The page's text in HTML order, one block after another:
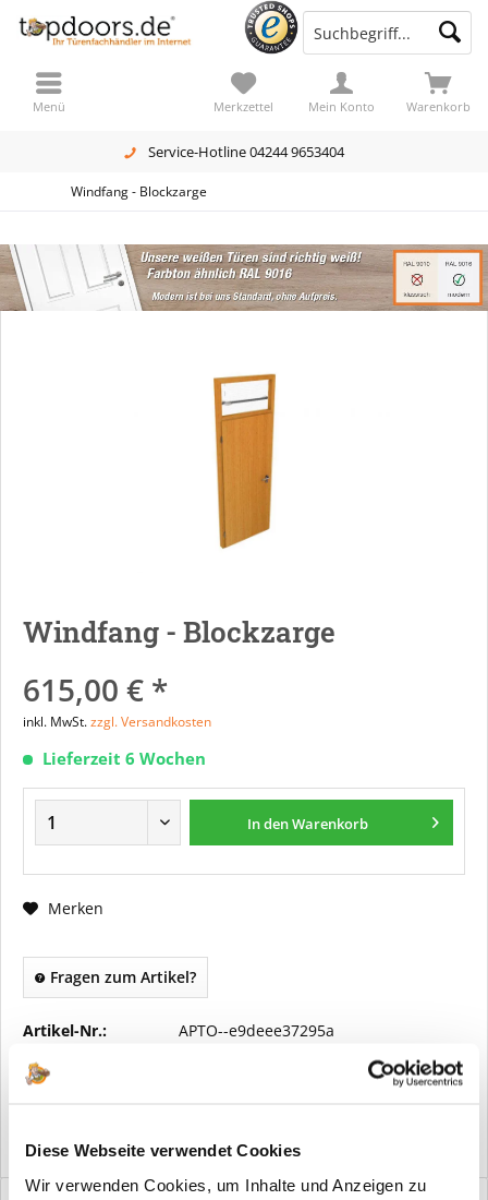
Diese Webseite verwendet Cookies
Wir verwenden Cookies, um Inhalte und Anzeigen zu
Service-Hotline 04244 9653404
Warenkorb
Merkzettel Mein Konto
Menü
Windfang - Blockzarge
Windfang - Blockzarge
615,00 € *
inkl. MwSt.zzgl. Versandkosten
Lieferzeit 6 Wochen
In denWarenkorb
Merken
Fragen zum Artikel?
Artikel-Nr.: APTO--e9deee37295a
Vorteile